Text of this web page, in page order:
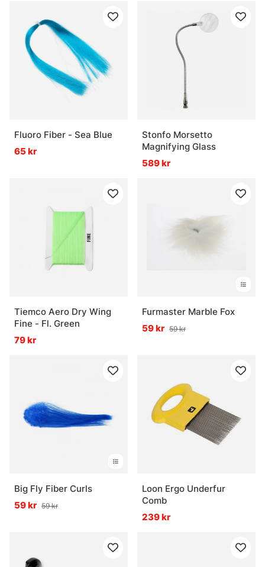
Fluoro Fiber - Sea Blue
65 kr
Stonfo Morsetto
Magnifying Glass
589 kr
Tiemco Aero Dry Wing
Fine - Fl. Green
79 kr
Furmaster Marble Fox
59 kr 59 kr
Big Fly Fiber Curls
59 kr 59 kr
Loon Ergo Underfur
Comb
239 kr